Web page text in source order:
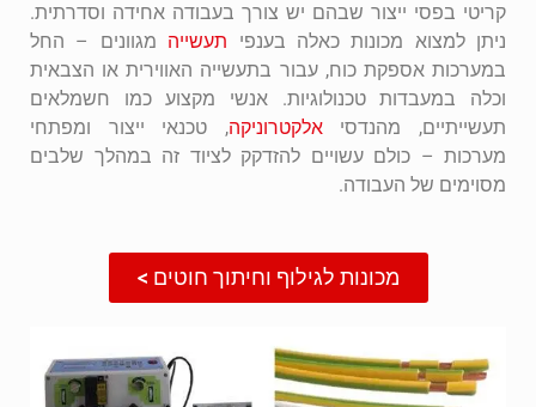
קריטי בפסי ייצור שבהם יש צורך בעבודה אחידה וסדרתית.
ניתן למצוא מכונות כאלה בענפי תעשייה מגוונים – החל
במערכות אספקת כוח, עבור בתעשייה האווירית או הצבאית
וכלה במעבדות טכנולוגיות. אנשי מקצוע כמו חשמלאים
תעשייתיים, מהנדסיאלקטרוניקה, טכנאי ייצור ומפתחי
מערכות – כולם עשויים להזדקק לציוד זה במהלך שלבים
מסוימים של העבודה.
מכונות לגילוף וחיתוך חוטים >